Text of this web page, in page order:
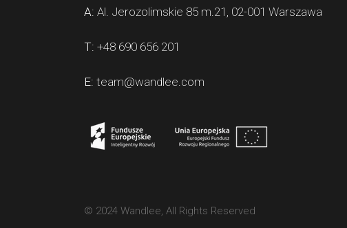
A: Al. Jerozolimskie 85 m.21, 02-001 Warszawa
T: +48 690 656 201
E: team@wandlee.com
© 2024 Wandlee, All Rights Reserved